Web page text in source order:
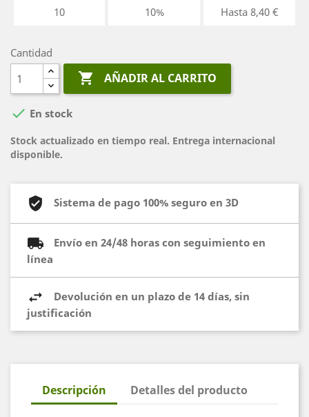
10 10% Hasta 8,40 €
Cantidad
 AÑADIR AL CARRITO
 En stock
Stock actualizado en tiempo real. Entrega internacional
disponible.
Sistema de pago 100% seguro en 3D
Envío en 24/48 horas con seguimiento en
línea
Devolución en un plazo de 14 días, sin
justificación
Descripción Detalles del producto